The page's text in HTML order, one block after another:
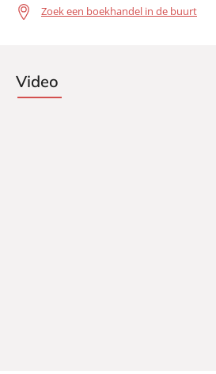
Zoek een boekhandel in de buurt
Video